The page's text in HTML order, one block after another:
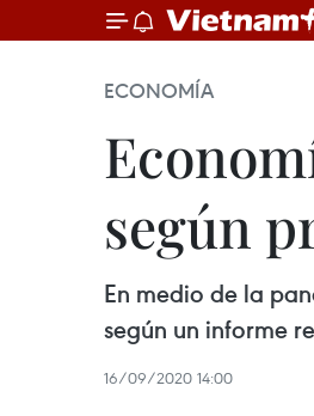
ECONOMÍA
según
En medio de la
según un informe
16/09/2020 14:00